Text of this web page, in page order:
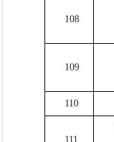
108
109
110
111